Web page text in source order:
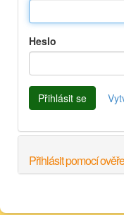
Heslo
Přihlásit se
Přihlásit pomocí